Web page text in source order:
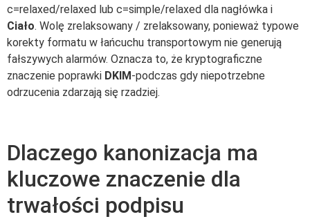
c=relaxed/relaxed lub c=simple/relaxed dla nagłówka i
Ciało. Wolę zrelaksowany / zrelaksowany, ponieważ typowe
korekty formatu w łańcuchu transportowym nie generują
fałszywych alarmów. Oznacza to, że kryptograficzne
znaczenie poprawki DKIM-podczas gdy niepotrzebne
odrzucenia zdarzają się rzadziej.
Dlaczego kanonizacja ma
kluczowe znaczenie dla
trwałości podpisu